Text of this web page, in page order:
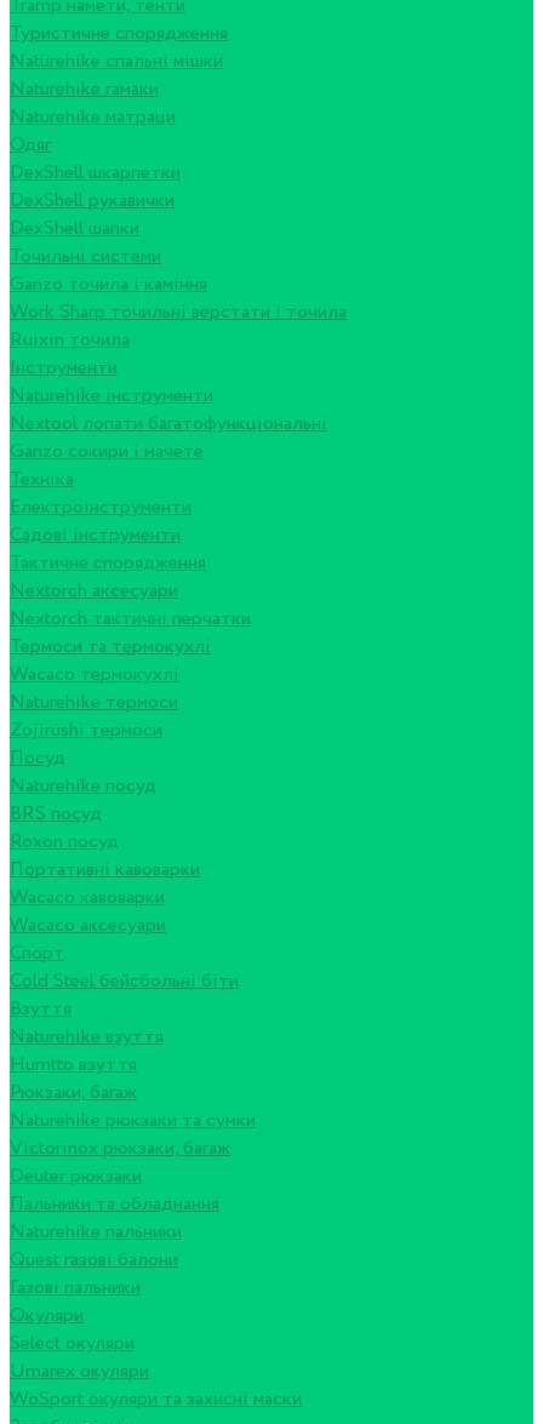
Tramp намети, тенти
Туристичне спорядження
Naturehike спальні мішки
Naturehike гамаки
Naturehike матраци
Одяг
DexShell шкарпетки
DexShell рукавички
DexShell шапки
Точильні системи
Ganzo точила і каміння
Work Sharp точильні верстати і точила
Ruixin точила
Інструменти
Naturehike інструменти
Nextool лопати багатофункціональні
Ganzo сокири і мачете
Техніка
Електроінструменти
Садові інструменти
Тактичне спорядження
Nextorch аксесуари
Nextorch тактичні перчатки
Термоси та термокухлі
Wacaco термокухлі
Naturehike термоси
Zojirushi термоси
Посуд
Naturehike посуд
BRS посуд
Roxon посуд
Портативні кавоварки
Wacaco кавоварки
Wacaco аксесуари
Спорт
Cold Steel бейсбольні біти
Взуття
Naturehike взуття
Humtto взуття
Рюкзаки, багаж
Naturehike рюкзаки та сумки
Victorinox рюкзаки, багаж
Deuter рюкзаки
Пальники та обладнання
Naturehike пальники
Quest газові балони
Газові пальники
Окуляри
Select окуляри
Umarex окуляри
WoSport окуляри та захисні маски